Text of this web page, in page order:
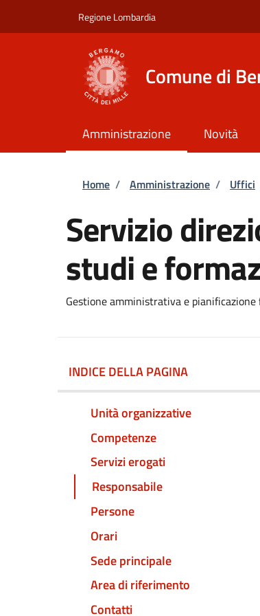
Regione Lombardia
Comune di
Amministrazione Novità
Briciole di
Home / Amministrazione / Uffici
Servizio
studi e
Gestione amministrativa e pianificazione
INDICE DELLA PAGINA
Unità organizzative
Competenze
Servizi erogati
Responsabile
Persone
Orari
Sede principale
Area di riferimento
Contatti